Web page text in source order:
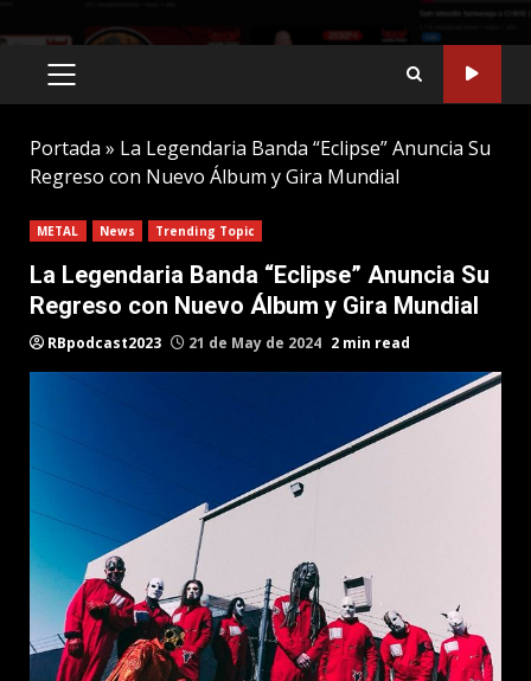
PRIMARY
MENU
Portada » La Legendaria Banda “Eclipse” Anuncia Su
Regreso con Nuevo Álbum y Gira Mundial
METAL News Trending Topic
La Legendaria Banda “Eclipse” Anuncia Su
Regreso con Nuevo Álbum y Gira Mundial
RBpodcast2023 21 de May de 2024 2 min read